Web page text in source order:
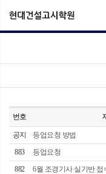
번호
공지 등업요청 방법
883
등업요청
882
6월 조경기사 실기반 접